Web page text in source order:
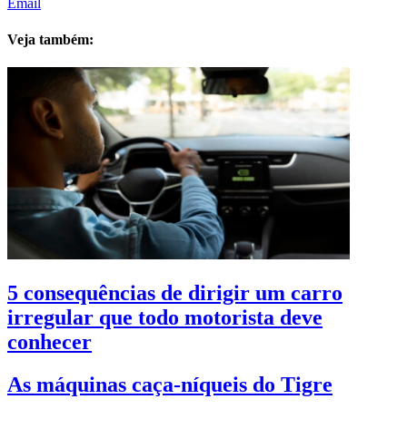
Email
Veja também:
5 consequências de dirigir um carro
irregular que todo motorista deve
conhecer
As máquinas caça-níqueis do Tigre